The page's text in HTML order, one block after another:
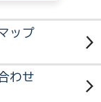
ップ
わせ